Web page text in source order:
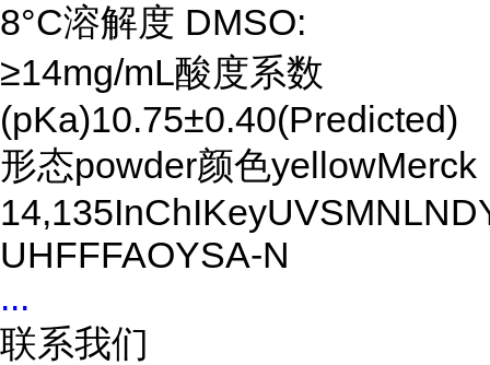
8°C溶解度 DMSO:
≥14mg/mL酸度系数
(pKa)10.75±0.40(Predicted)
形态powder颜色yellowMerck
UHFFFAOYSA-N
...
联系我们